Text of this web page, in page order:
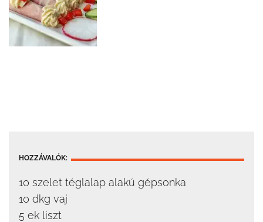
HOZZÁVALÓK:
10 szelet téglalap alakú gépsonka
10 dkg vaj
5 ek liszt